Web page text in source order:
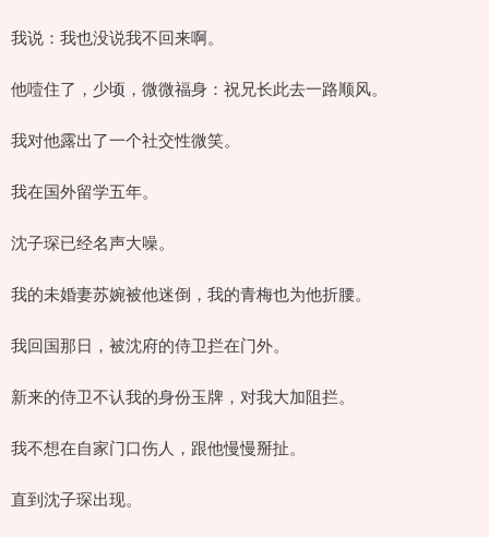
我说：我也没说我不回来啊。
他噎住了，少顷，微微福身：祝兄长此去一路顺风。
我对他露出了一个社交性微笑。
我在国外留学五年。
沈子琛已经名声大噪。
我的未婚妻苏婉被他迷倒，我的青梅也为他折腰。
我回国那日，被沈府的侍卫拦在门外。
新来的侍卫不认我的身份玉牌，对我大加阻拦。
我不想在自家门口伤人，跟他慢慢掰扯。
直到沈子琛出现。